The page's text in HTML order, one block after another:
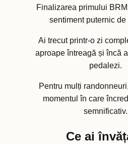
Finalizarea primului
sentiment puternic de
Ai trecut printr-o zi
aproape întreagă și încă
pedalezi.
Pentru mulți
momentul în care
semnificativ.
Ce ai